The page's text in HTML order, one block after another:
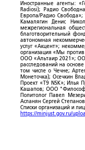
Иностранные агенты:
Radiosi); Радио
Европа/Радио
Камалягин Денис
межрегиональная
благотворительный
автономная
услуг «Акцент»;
организация «Мы
ООО «Альтаир 2021»;
расследований на
том числе о Чечне;
Монеточка); Осечкин
Проект «T9 NSK»; Илья
Кашапов; ООО
Политолог Павел
Асланян Сергей
Списки организаций и
https://minjust.gov.ru/